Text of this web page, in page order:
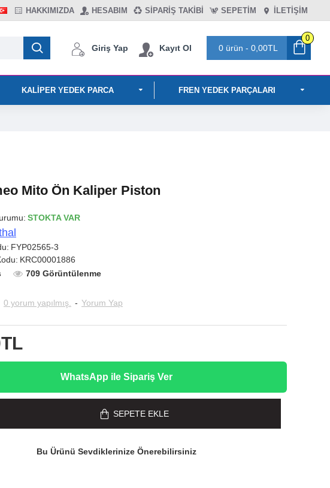
HAKKIMIZDA HESABIM SIPARIŞ TAKIBI SEPETIM İLETİŞİM
Giriş Yap Kayıt Ol 0 ürün - 0,00TL
0
KALIPER YEDEK PARCA FREN YEDEK PARÇALARI
Mito Ön Kaliper Piston
STOKTA VAR
FYP02565-3
KRC00001886
709 Görüntülenme
0 yorum yapılmış. - Yorum Yap
WhatsApp ile Sipariş Ver
SEPETE EKLE
Bu Ürünü Sevdiklerinize Önerebilirsiniz